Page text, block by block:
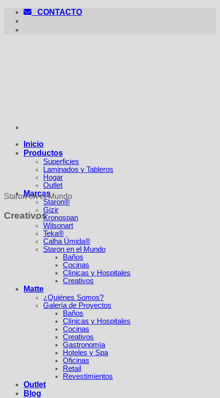
Saltar
contenido
CONTACTO
Inicio
Productos
Superficies
Laminados y Tableros
Hogar
Outlet
Marcas
Staron®
Gizir
Kronospan
Wilsonart
Teka®
Calha Úmida®
Staron en el Mundo
Baños
Cocinas
Clínicas y Hospitales
Creativos
Matte
¿Quiénes Somos?
Galería de Proyectos
Baños
Clínicas y Hospitales
Cocinas
Creativos
Gastronomía
Hoteles y Spa
Oficinas
Retail
Revestimientos
Outlet
Blog
Staron en el Mundo
Creativos